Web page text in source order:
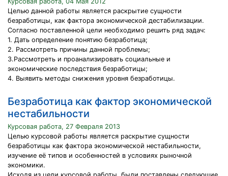
Целью данной работы является раскрытие сущности
безработицы, как фактора экономической дестабилизации.
Согласно поставленной цели необходимо решить ряд задач:
1. Дать определение понятию безработица;
2. Рассмотреть причины данной проблемы;
3.Рассмотреть и проанализировать социальные и
экономические последствия безработицы;
4. Выявить методы снижения уровня безработицы.
Безработица как фактор экономической
нестабильности
Курсовая работа, 27 Февраля 2013
Целью курсовой работы является раскрытие сущности
безработицы как фактора экономической нестабильности,
изучение её типов и особенностей в условиях рыночной
экономики.